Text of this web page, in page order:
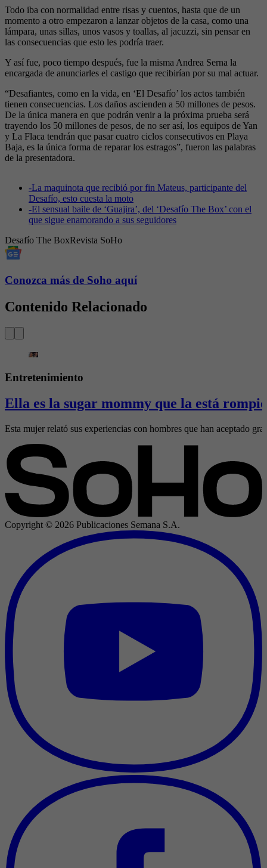
Todo iba con normalidad entre risas y cuentos, hasta que de un
momento a otro empezaron a lanzar objetos de la casa, como una
lámpara, unas sillas, unos vasos y toallas, al jacuzzi, sin pensar en
las consecuencias que esto les podría traer.
Y así fue, poco tiempo después, fue la misma Andrea Serna la
encargada de anunciarles el castigo que recibirían por su mal actuar.
“Desafiantes, como en la vida, en ‘El Desafío’ los actos también
tienen consecuencias. Los daños ascienden a 50 millones de pesos.
De la única manera en que podrán venir a la próxima prueba será
trayendo los 50 millones de pesos, de no ser así, los equipos de Yan
y La Flaca tendrán que pasar cuatro ciclos consecutivos en Playa
Baja, es la única forma de reparar los estragos”, fueron las palabras
de la presentadora.
-La maquinota que recibió por fin Mateus, participante del
Desafío, esto cuesta la moto
-El sensual baile de ‘Guajira’, del ‘Desafío The Box’ con el
que sigue enamorando a sus seguidores
Desafío The BoxRevista SoHo
Conozca más de Soho aquí
Contenido Relacionado
Entretenimiento
Ella es la sugar mommy que la está
Esta mujer relató sus experiencias con hombres que han aceptado
Copyright © 2026 Publicaciones Semana S.A.